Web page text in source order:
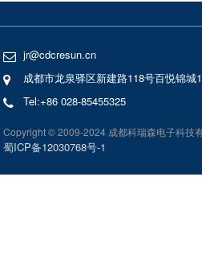
jr@cdcresun.cn
成都市龙泉驿区新建路118号百悦锦城
Tel:+86 028-85455325
Copyright © 2009-2024 成都科瑞森电子科技
蜀ICP备12030768号-1